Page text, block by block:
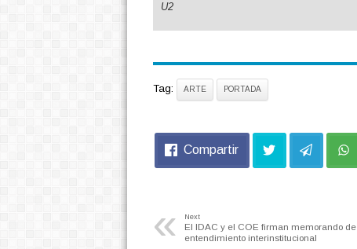
U2
Tag: ARTE PORTADA
Compartir
« Next
El IDAC y el COE firman memorando de
entendimiento interinstitucional